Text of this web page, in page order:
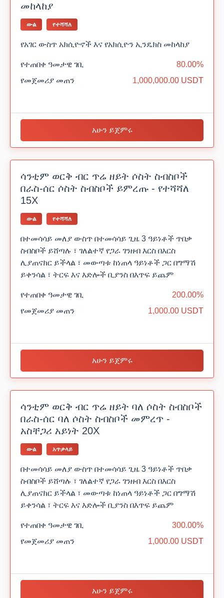
መከላከያ
ውል የተሻሻለ
የአገር ውስጥ አክሲዮኖች እና የአክሲዮን ኢንዴክስ መከላከያ
የተጠበቀ ዓመታዊ ገቢ
80.00%
የመጀመሪያ መጠን
1,000,000.00 USDT
አሁን ይጀምሩ
ሳንቲም ወርቅ ብር ጥሬ ዘይት ሶስት ስብስቦች
በራስ-ሰር ሶስት ስብስቦች ይምረጡ - የተሻሻለ
15X
ውል የተሻሻለ
በተመሳሳይ መለያ ውስጥ በተመሳሳይ ጊዜ 3 ዓይነቶች ጥበቃ
ስብስቦች ይሸጣሉ ፣ ገለልተኛ የጋራ ገንዘብ እርስ በእርስ
ሊያጠናክር ይችላል ፣ መውጣቱ ከነጠላ ዓይነቶች ጋር በግማሽ
ይቀንሳል ፣ ትርፍ እና እድሎች ቢያንስ በእጥፍ ይጨም
የተጠበቀ ዓመታዊ ገቢ
200.00%
የመጀመሪያ መጠን
1,000.00 USDT
አሁን ይጀምሩ
ሳንቲም ወርቅ ብር ጥሬ ዘይት ባለ ሶስት ስብስቦች
በራስ-ሰር ባለ ሶስት ስብስቦች መምረጥ -
አስቸጋሪ አይነት 20X
ውል አጥቃላይ
በተመሳሳይ መለያ ውስጥ በተመሳሳይ ጊዜ 3 ዓይነቶች ጥበቃ
ስብስቦች ይሸጣሉ ፣ ገለልተኛ የጋራ ገንዘብ እርስ በእርስ
ሊያጠናክር ይችላል ፣ መውጣቱ ከነጠላ ዓይነቶች ጋር በግማሽ
ይቀንሳል ፣ ትርፍ እና እድሎች ቢያንስ በእጥፍ ይጨም
የተጠበቀ ዓመታዊ ገቢ
300.00%
የመጀመሪያ መጠን
1,000.00 USDT
አሁን ይጀምሩ